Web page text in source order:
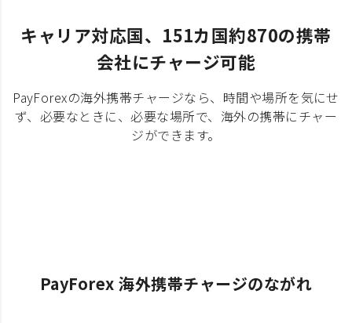
キャリア対応国、151カ国約870の携帯
会社にチャージ可能
PayForexの海外携帯チャージなら、時間や場所を気にせ
ず、必要なときに、必要な場所で、海外の携帯にチャー
ジができます。
PayForex 海外携帯チャージのながれ